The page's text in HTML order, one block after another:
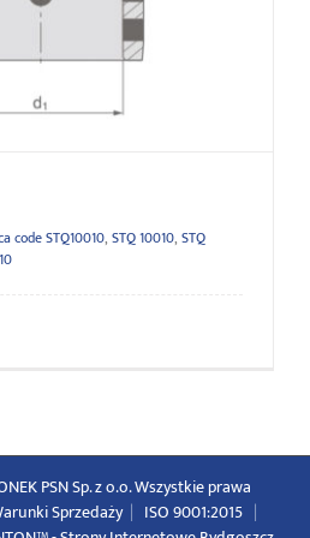
code STQ10010, STQ 10010, STQ
PSN Sp. z o.o. Wszystkie prawa
Sprzedaży | ISO 9001:2015 |